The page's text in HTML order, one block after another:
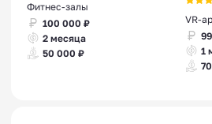
Фитнес-залы
100 000 ₽
2 месяца
50 000 ₽
VR-
1